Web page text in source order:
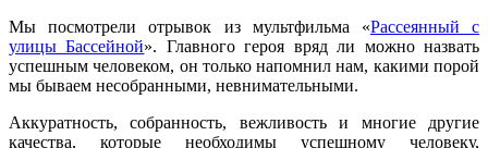
Мы посмотрели отрывок из мультфильма «Рассеянный с
улицы Бассейной». Главного героя вряд ли можно назвать
успешным человеком, он только напомнил нам, какими порой
мы бываем несобранными, невнимательными.
Аккуратность, собранность, вежливость и многие другие
качества, которые необходимы успешному человеку,